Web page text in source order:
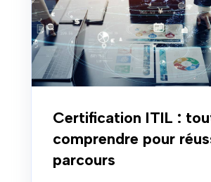
Certification ITIL :
comprendre pour
parcours